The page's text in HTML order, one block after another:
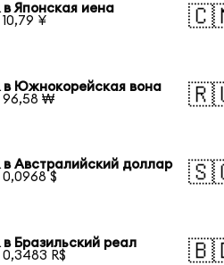
в Японская иена
10,79 ¥
в Южнокорейская вона
96,58 ₩
в Австралийский доллар
0,0968 $
в Бразильский реал
0,3483 R$